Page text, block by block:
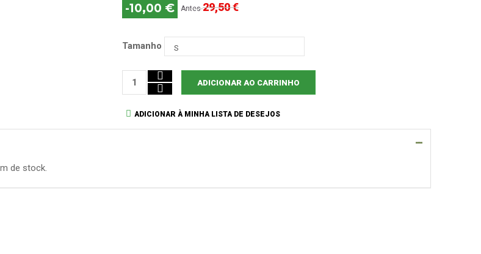
-10,00 € Antes29,50 €
Tamanho
ADICIONAR AO CARRINHO
ADICIONAR À MINHA LISTA DE DESEJOS
de stock.